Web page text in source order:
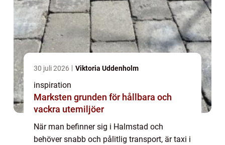
30 juli 2026 Viktoria Uddenholm
inspiration
Marksten grunden för hållbara och
vackra utemiljöer
När man befinner sig i Halmstad och
behöver snabb och pålitlig transport, är taxi i